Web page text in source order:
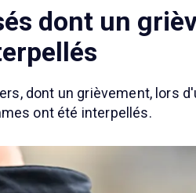
dont un
dont un grièvement, lors
ont été interpellés.